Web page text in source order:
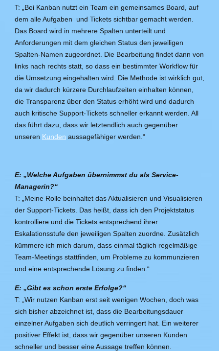
T: „Bei Kanban nutzt ein Team ein gemeinsames Board, auf
dem alle Aufgaben und Tickets sichtbar gemacht werden.
Das Board wird in mehrere Spalten unterteilt und
Anforderungen mit dem gleichen Status den jeweiligen
Spalten-Namen zugeordnet. Die Bearbeitung findet dann von
links nach rechts statt, so dass ein bestimmter Workflow für
die Umsetzung eingehalten wird. Die Methode ist wirklich gut,
da wir dadurch kürzere Durchlaufzeiten einhalten können,
die Transparenz über den Status erhöht wird und dadurch
auch kritische Support-Tickets schneller erkannt werden. All
das führt dazu, dass wir letztendlich auch gegenüber
unseren Kunden aussagefähiger werden.“
E: „Welche Aufgaben übernimmst du als Service-
Managerin?“
T: „Meine Rolle beinhaltet das Aktualisieren und Visualisieren
der Support-Tickets. Das heißt, dass ich den Projektstatus
kontrolliere und die Tickets entsprechend ihrer
Eskalationsstufe den jeweiligen Spalten zuordne. Zusätzlich
kümmere ich mich darum, dass einmal täglich regelmäßige
Team-Meetings stattfinden, um Probleme zu kommunzieren
und eine entsprechende Lösung zu finden.“
E: „Gibt es schon erste Erfolge?“
T: „Wir nutzen Kanban erst seit wenigen Wochen, doch was
sich bisher abzeichnet ist, dass die Bearbeitungsdauer
einzelner Aufgaben sich deutlich verringert hat. Ein weiterer
positiver Effekt ist, dass wir gegenüber unseren Kunden
schneller und besser eine Aussage treffen können.